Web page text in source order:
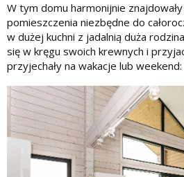
W tym domu harmonijnie
pomieszczenia niezbędne do
w dużej kuchni z jadalnią duża
się w kręgu swoich krewnych i
przyjechały na wakacje lub weekend: